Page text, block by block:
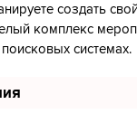
создать
комплекс
системах.